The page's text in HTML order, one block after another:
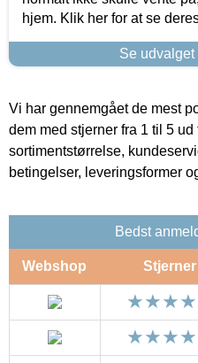
hjem. Klik her for at se
Se udvalget
Vi har gennemgået de mest
dem med stjerner fra 1 til 5
sortimentstørrelse,
betingelser, leveringsformer
Bedst
Webshop Stjerner